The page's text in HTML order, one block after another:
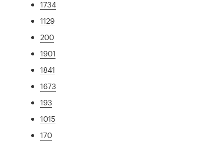
1734
1129
200
1901
1841
1673
193
1015
170